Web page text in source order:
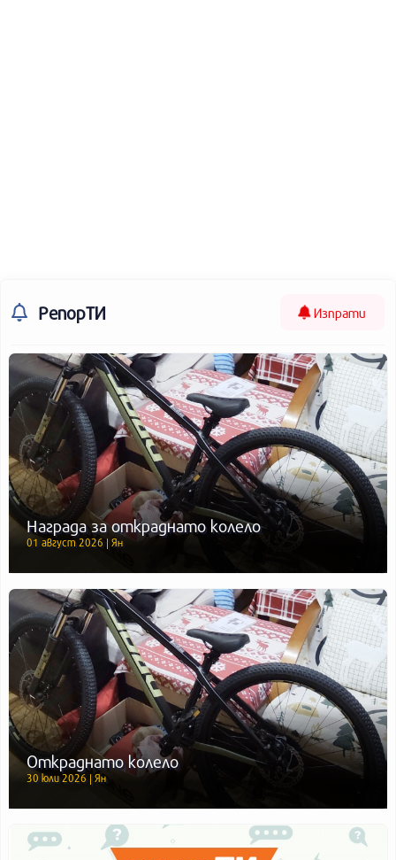
РепорТИ Изпрати
Награда за откраднато колело
01 август 2026 | Ян
Откраднато колело
30 юли 2026 | Ян